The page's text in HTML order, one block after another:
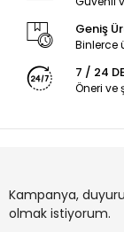
Geniş
Binlerce
7 / 24
Öneri ve
Kampanya,
olmak istiyorum.